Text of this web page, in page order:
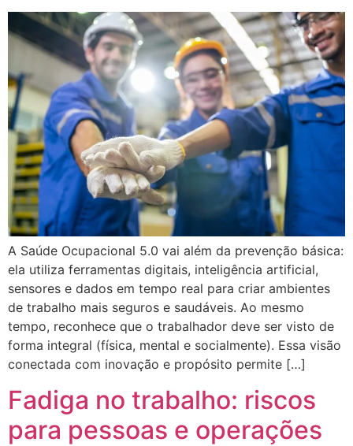
A Saúde Ocupacional 5.0 vai além da prevenção básica:
ela utiliza ferramentas digitais, inteligência artificial,
sensores e dados em tempo real para criar ambientes
de trabalho mais seguros e saudáveis. Ao mesmo
tempo, reconhece que o trabalhador deve ser visto de
forma integral (física, mental e socialmente). Essa visão
conectada com inovação e propósito permite […]
Fadiga no trabalho: riscos
para pessoas e operações